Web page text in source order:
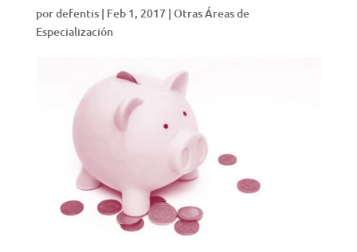
pordefentis| Feb 1, 2017| Otras Áreas de
Especialización